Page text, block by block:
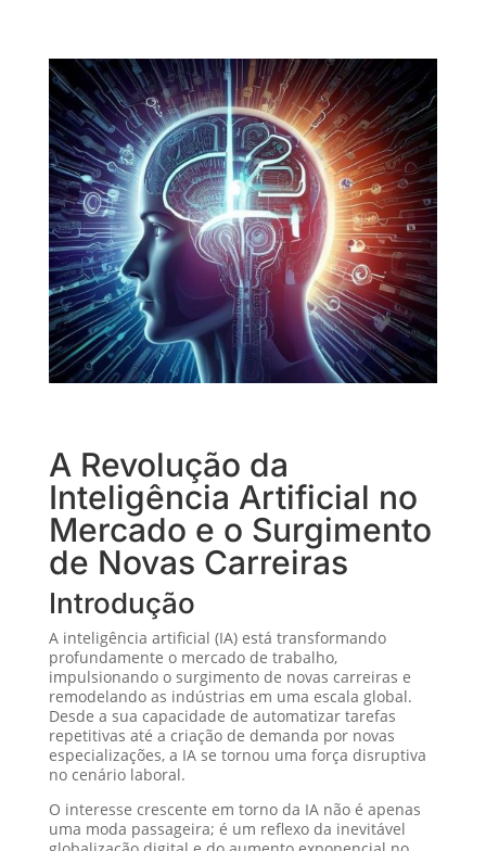
A Revolução da
Inteligência Artificial no
Mercado e o Surgimento
de Novas Carreiras
Introdução
A inteligência artificial (IA) está transformando
profundamente o mercado de trabalho,
impulsionando o surgimento de novas carreiras e
remodelando as indústrias em uma escala global.
Desde a sua capacidade de automatizar tarefas
repetitivas até a criação de demanda por novas
especializações, a IA se tornou uma força disruptiva
no cenário laboral.
O interesse crescente em torno da IA não é apenas
uma moda passageira; é um reflexo da inevitável